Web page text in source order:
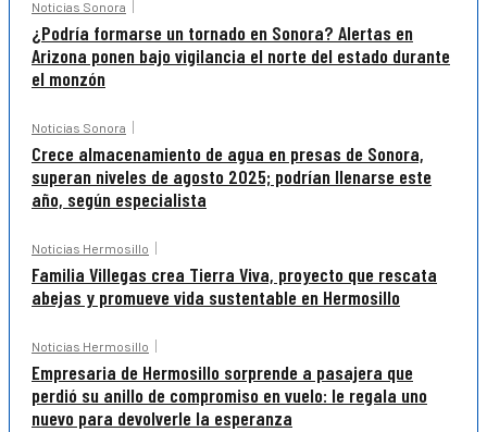
Noticias Sonora
¿Podría formarse un tornado en Sonora? Alertas en
Arizona ponen bajo vigilancia el norte del estado durante
el monzón
Noticias Sonora
Crece almacenamiento de agua en presas de Sonora,
superan niveles de agosto 2025; podrían llenarse este
año, según especialista
Noticias Hermosillo
Familia Villegas crea Tierra Viva, proyecto que rescata
abejas y promueve vida sustentable en Hermosillo
Noticias Hermosillo
Empresaria de Hermosillo sorprende a pasajera que
perdió su anillo de compromiso en vuelo: le regala uno
nuevo para devolverle la esperanza